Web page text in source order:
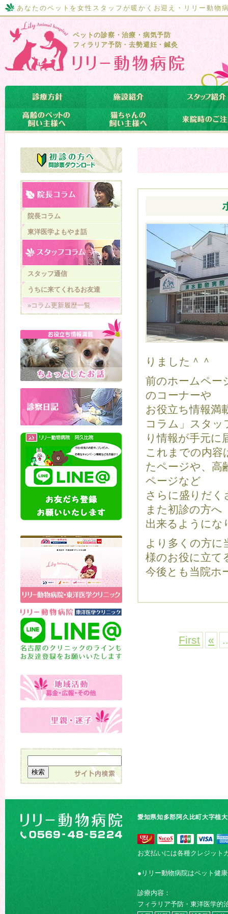
あなたのペットを女性スタッフが暖かくお迎え・リリー動物
ペットの診察・治療・病気予防
フィラリア予防・去勢避妊・鍼灸
りました＾＾
前のホームペー
のコーナーや
お役立ち情報満
コラム」スタッ
り情報が手元
これまでの内容
たページや、高
ページなど
さらに盛りだく
また初診の方へ
出来るようにな
より多くの方に
様のお役に立て
今後とも当院ホ
First «
院長コラム
東洋医学よもやま話
スタッフ通信
うちに来てくれるお友達
»コラム更新履歴一覧
愛知県知多郡阿久比町大字植
お支払いには各種クレジット
●リリー動物病院はペット健
診療内容：
フィラリア予防・東洋医学的